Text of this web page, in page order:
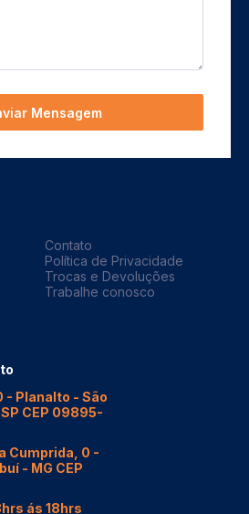
Contato
Política de Privacidade
Trocas e Devoluções
Trabalhe conosco
Mensagem
- Planalto - São
CEP 09895-
Cumprida, 0 -
- MG CEP
ás 18hrs